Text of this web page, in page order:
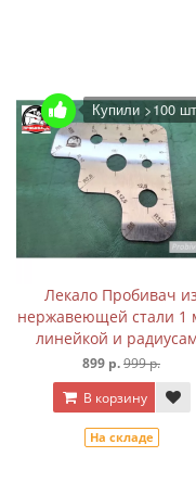
Купили >100 шт
Лекало Пробивач из
нержавеющей стали 1
линейкой и
899 р.999 р.
В корзину
На складе